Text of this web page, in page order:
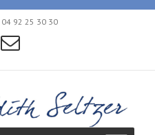
04 92 25 30 30